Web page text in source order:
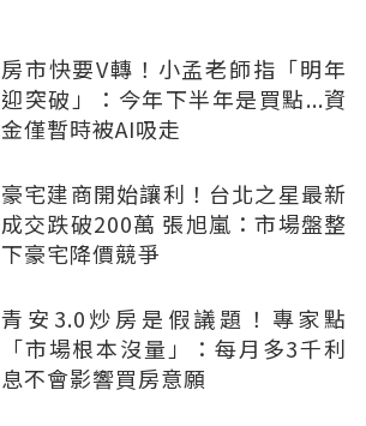
房市快要V轉！小孟老師指「明年
迎突破」：今年下半年是買點...資
金僅暫時被AI吸走
豪宅建商開始讓利！台北之星最新
成交跌破200萬 張旭嵐：市場盤整
下豪宅降價競爭
青安3.0炒房是假議題！專家點
「市場根本沒量」：每月多3千利
息不會影響買房意願